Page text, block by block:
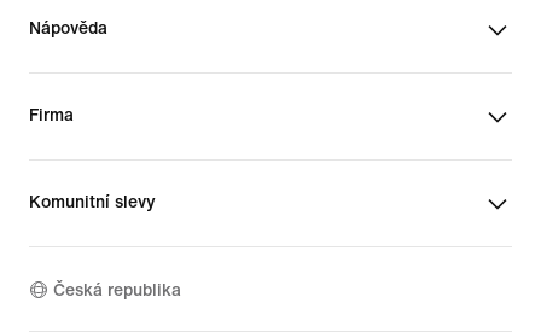
Nápověda
Firma
Komunitní slevy
Česká republika